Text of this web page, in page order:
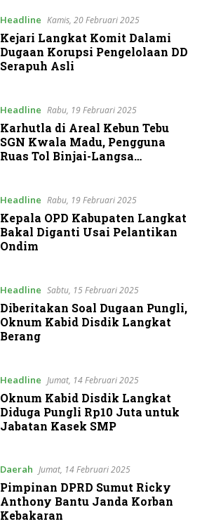
Headline Kamis, 20 Februari 2025
Kejari Langkat Komit Dalami
Dugaan Korupsi Pengelolaan DD
Serapuh Asli
Headline Rabu, 19 Februari 2025
Karhutla di Areal Kebun Tebu
SGN Kwala Madu, Pengguna
Ruas Tol Binjai-Langsa
Headline Rabu, 19 Februari 2025
Kepala OPD Kabupaten Langkat
Bakal Diganti Usai Pelantikan
Ondim
Headline Sabtu, 15 Februari 2025
Diberitakan Soal Dugaan Pungli,
Oknum Kabid Disdik Langkat
Berang
Headline Jumat, 14 Februari 2025
Oknum Kabid Disdik Langkat
Diduga Pungli Rp10 Juta untuk
Jabatan Kasek SMP
Daerah Jumat, 14 Februari 2025
Pimpinan DPRD Sumut Ricky
Anthony Bantu Janda Korban
Kebakaran